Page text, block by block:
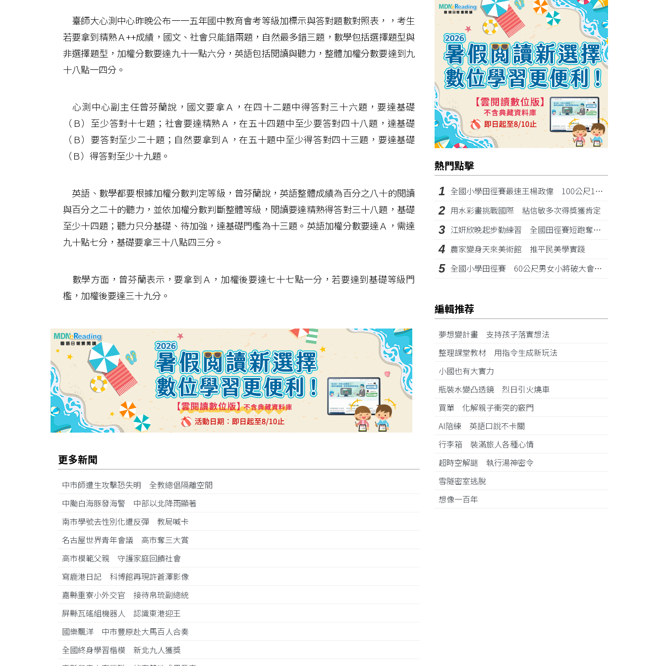
臺師大心測中心昨晚公布一一五年國中教育會考等級加標示與答對題數對照表，，考生
若要拿到精熟Ａ++成績，國文、社會只能錯兩題，自然最多錯三題，數學包括選擇題型與
非選擇題型，加權分數要達九十一點六分，英語包括閱讀與聽力，整體加權分數要達到九
十八點一四分。
心測中心副主任曾芬蘭說，國文要拿Ａ，在四十二題中得答對三十六題，要達基礎
（Ｂ）至少答對十七題；社會要達精熟Ａ，在五十四題中至少要答對四十八題，達基礎
（Ｂ）要答對至少二十題；自然要拿到Ａ，在五十題中至少得答對四十三題，要達基礎
（Ｂ）得答對至少十九題。
英語、數學都要根據加權分數判定等級，曾芬蘭說，英語整體成績為百分之八十的閱讀
與百分之二十的聽力，並依加權分數判斷整體等級，閱讀要達精熟得答對三十八題，基礎
至少十四題；聽力只分基礎、待加強，達基礎門檻為十三題。英語加權分數要達Ａ，需達
九十點七分，基礎要拿三十八點四三分。
數學方面，曾芬蘭表示，要拿到Ａ，加權後要達七十七點一分，若要達到基礎等級門
檻，加權後要達三十九分。
更多新聞
中市師遭生攻擊恐失明 全教總倡隔離空間
中颱白海豚發海警 中部以北降雨顯著
南市學號去性別化遭反彈 教局喊卡
名古屋世界青年會議 高市奪三大賞
高市模範父親 守護家庭回饋社會
寫鹿港日記 科博館再現許蒼澤影像
嘉縣重寮小外交官 接待帛琉副總統
屏縣瓦磘組機器人 認識東港迎王
國樂飄洋 中市豐原赴大馬百人合奏
全國終身學習楷模 新北九人獲獎
熱門點擊
1 全國小學田徑賽最速王楊政偉 100公尺11秒87奪金
2 用水彩畫挑戰國際 粘信敏多次得獎獲肯定
3 江姸欣晚起步勤練習 全國田徑賽短跑奪金摘銅
4 農家變身天來美術館 推平民美學實踐
5 全國小學田徑賽 60公尺男女小將破大會紀錄
編輯推荐
夢想變計畫 支持孩子落實想法
整理課堂教材 用指令生成新玩法
小國也有大實力
瓶裝水變凸透鏡 烈日引火燒車
買單 化解親子衝突的竅門
AI陪練 英語口說不卡關
行李箱 裝滿旅人各種心情
超時空解謎 執行湯神密令
雪隧密室逃脫
想像一百年